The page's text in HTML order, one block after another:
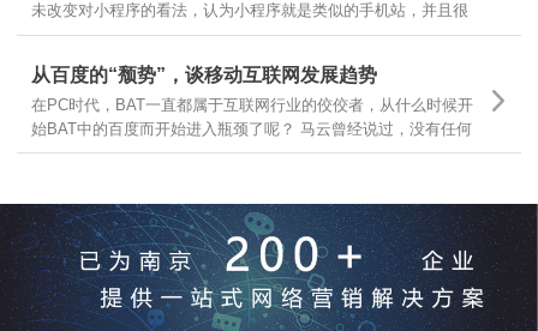
未改变对小程序的看法，认为小程序就是类似的手机站，并且很
多客户都让我们按照手机站的样式和功能去开发小程序，是因为
大家分享下，那么小程序制作有哪些要点呢？
从百度的“颓势”，谈移动互联网发展趋势
在PC时代，BAT一直都属于互联网行业的佼佼者，从什么时候开
始BAT中的百度而开始进入瓶颈了呢？ 马云曾经说过，没有任何
一个互联网企业可以保证10年之内还能存在，可见互联网行业的
析，互联网发展的趋势和前景